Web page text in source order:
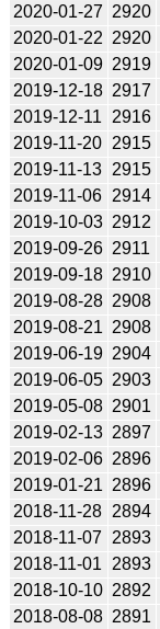
2020-01-27 2920
2020-01-22 2920
2020-01-09 2919
2019-12-18 2917
2019-12-11
2916
2019-11-20 2915
2019-11-13 2915
2019-11-06 2914
2019-10-03 2912
2019-09-26 2911
2019-09-18 2910
2019-08-28 2908
2019-08-21 2908
2019-06-19 2904
2019-06-05 2903
2019-05-08 2901
2019-02-13 2897
2019-02-06 2896
2019-01-21 2896
2018-11-28 2894
2018-11-07
2893
2018-11-01
2893
2018-10-10 2892
2018-08-08 2891